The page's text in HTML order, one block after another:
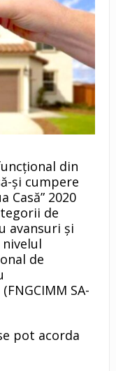
din
și cumpere
Casă” 2020
de
avansuri și
de
SA-
pot acorda